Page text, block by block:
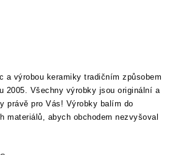
a výrobou keramiky tradičním způsobem
2005. Všechny výrobky jsou originální a
právě pro Vás! Výrobky balím do
materiálů, abych obchodem nezvyšoval